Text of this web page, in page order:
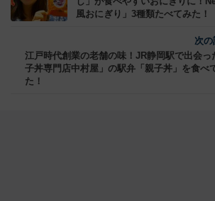
風おにぎり」3種類たべてみた！
次
江戸時代創業の老舗の味！JR静岡駅で出会っ
子丼専門店中村屋」の駅弁「親子丼」を食べ
た！